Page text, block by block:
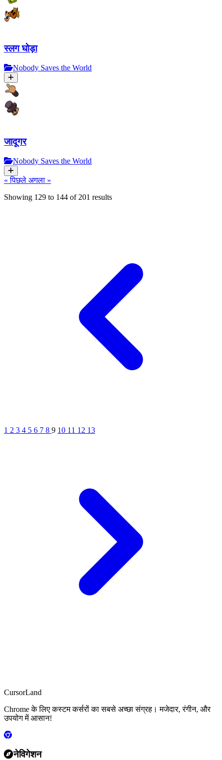
स्लग घोड़ा
Nobody Saves the World
जादूगर
Nobody Saves the World
« पिछले अगला »
Showing 129 to 144 of 201 results
1 2 3 4 5 6 7 8 9 10 11 12 13
CursorLand
Chrome के लिए कस्टम कर्सरों का सबसे अच्छा संग्रह। मजेदार, रंगीन, और
उपयोग में आसान!
नेविगेशन